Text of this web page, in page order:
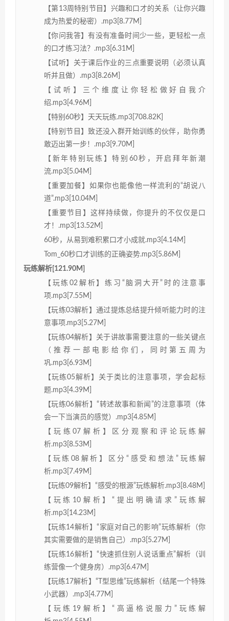
【第13周特别节目】兴趣和口才的关系（让你兴趣
成为热爱的秘密）.mp3[8.77M]
【你问我答】有没有准备时间少一些，更轻松一点
的口才练习法？.mp3[6.31M]
【试听】关于课后作业的三点重要说明（必须认真
听并且做）.mp3[8.26M]
【试听】三个维度让你轻松做好自我介
绍.mp3[4.96M]
【特别60秒】天天玩练.mp3[708.82K]
【特别节目】致还没入群开始训练的伙伴，助你勇
敢迈出第一步！.mp3[9.70M]
【新年特别玩练】特别60秒，开启拜年新潮
流.mp3[5.04M]
【重要加餐】如果你也能像他一样流利的“胡说八
道”.mp3[10.04M]
【重要节目】这样持续做，你提升的不仅仅是口
才！.mp3[13.52M]
60秒，从易到难积累口才小成就.mp3[4.14M]
Tom_60秒口才训练的正确姿势.mp3[5.86M]
玩练解析[121.90M]
【玩练02解析】练习“脑洞大开”时的注意事
项.mp3[7.55M]
【玩练03解析】通过提炼总结提升倾听能力时的注
意事项.mp3[5.27M]
【玩练04解析】关于讲故事需要注意的一些关键点
（推荐一部电影给你们，同时第五周为
巩.mp3[6.93M]
【玩练05解析】关于类比的注意事项，学会起标
题.mp3[4.39M]
【玩练06解析】“转述故事和新闻”的注意事项（体
会一下当演员的感觉）.mp3[4.85M]
【玩练07解析】区分观察和评论玩练解
析.mp3[8.53M]
【玩练08解析】区分“感受和想法”玩练解
析.mp3[7.49M]
【玩练09解析】“感受的根源”玩练解析.mp3[8.48M]
【玩练10解析】“提出明确请求”玩练解
析.mp3[14.23M]
【玩练14解析】“家庭对自己的影响”玩练解析（你
其实需要做的是销售自己）.mp3[5.27M]
【玩练16解析】“快速抓住别人说话重点”解析（训
练营像一个健身房）.mp3[6.47M]
【玩练17解析】“T型思维”玩练解析（结尾一个特殊
小武器）.mp3[4.77M]
【玩练19解析】“高逼格说服力”玩练解